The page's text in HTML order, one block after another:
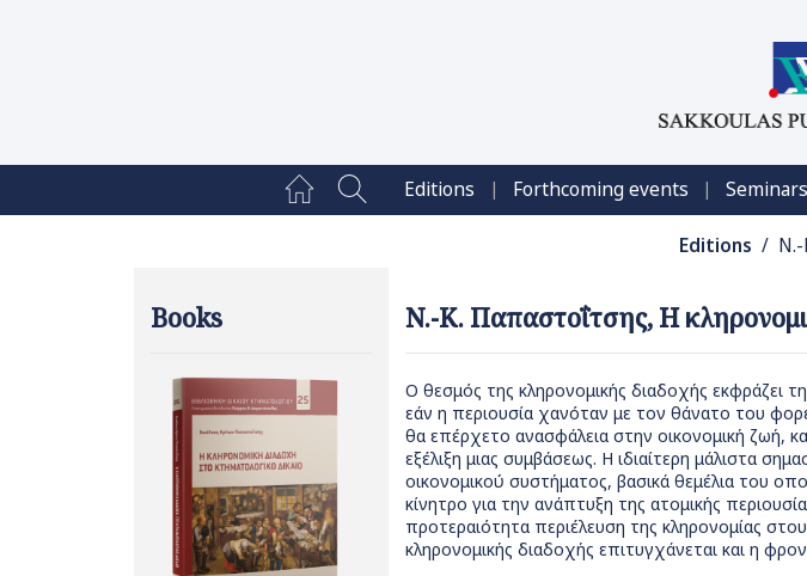
Editions | Forthcoming events | Seminars
Editions / Ν.-
Books Ν.-Κ. Παπαστοΐτσης, Η
Ο θεσμός της κληρονομικής διαδοχής εκφράζει
εάν η περιουσία χανόταν με τον θάνατο του
θα επέρχετο ανασφάλεια στην οικονομική ζωή,
εξέλιξη μιας συμβάσεως. Η ιδιαίτερη μάλιστα
οικονομικού συστήματος, βασικά θεμέλια του
κίνητρο για την ανάπτυξη της ατομικής
προτεραιότητα περιέλευση της κληρονομίας
κληρονομικής διαδοχής επιτυγχάνεται και η